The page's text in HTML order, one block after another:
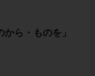
ら・ものを」